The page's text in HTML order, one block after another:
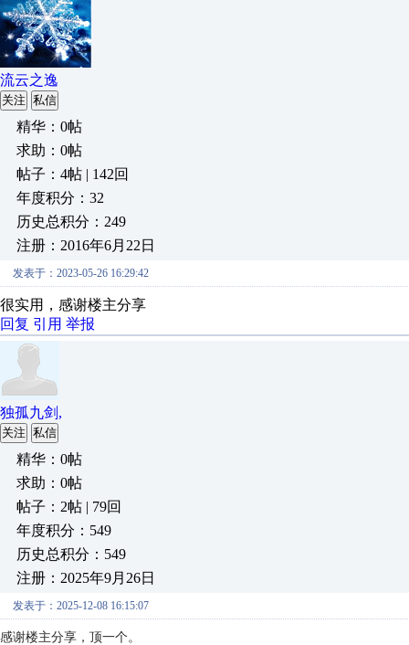
流云之逸
关注 私信
精华：0帖
求助：0帖
帖子：4帖 | 142回
年度积分：32
历史总积分：249
注册：2016年6月22日
发表于：2023-05-26 16:29:42
很实用，感谢楼主分享
回复 引用 举报
独孤九剑,
关注 私信
精华：0帖
求助：0帖
帖子：2帖 | 79回
年度积分：549
历史总积分：549
注册：2025年9月26日
发表于：2025-12-08 16:15:07
感谢楼主分享，顶一个。